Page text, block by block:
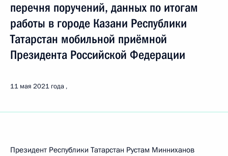
перечня поручений, данных по итогам
работы в городе Казани Республики
Татарстан мобильной приёмной
Президента Российской Федерации
11 мая 2021 года
Президент Республики Татарстан Рустам Минниханов